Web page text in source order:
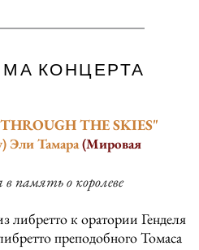
КОНЦЕРТА
THE SKIES"
Эли Тамара (Мировая
память о королеве
либретто к оратории Генделя
преподобного Томаса